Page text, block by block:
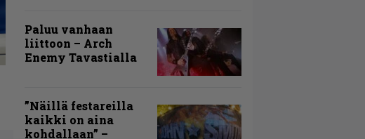
Paluu vanhaan
liittoon – Arch
Enemy Tavastialla
”Näillä festareilla
kaikki on aina
kohdallaan” –